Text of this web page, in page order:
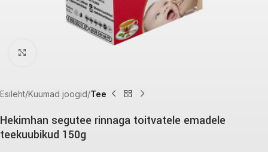
Esileht Kuumad joogid Tee
Hekimhan segutee rinnaga toitvatele emadele
teekuubikud 150g